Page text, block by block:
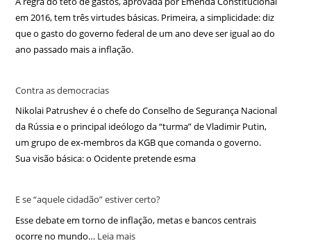
em 2016, tem três virtudes básicas. Primeira, a simplicidade: diz
que o gasto do governo federal de um ano deve ser igual ao do
ano passado mais a inflação.
Contra as democracias
Nikolai Patrushev é o chefe do Conselho de Segurança Nacional
da Rússia e o principal ideólogo da “turma” de Vladimir Putin,
um grupo de ex-membros da KGB que comanda o governo.
Sua visão básica: o Ocidente pretende esma
E se “aquele cidadão” estiver certo?
Esse debate em torno de inflação, metas e bancos centrais
ocorre no mundo… Leia mais